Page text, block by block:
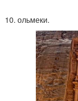
10. ольмеки.